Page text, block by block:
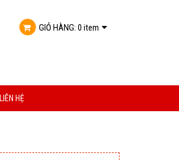
GIỎ HÀNG: 0 item
LIÊN HỆ